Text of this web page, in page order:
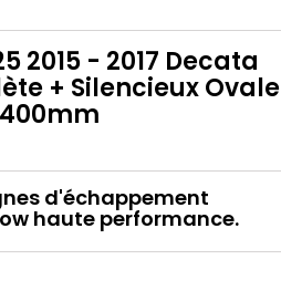
2015 - 2017 Decata
+ Silencieux Ovale
d'échappement
haute performance.